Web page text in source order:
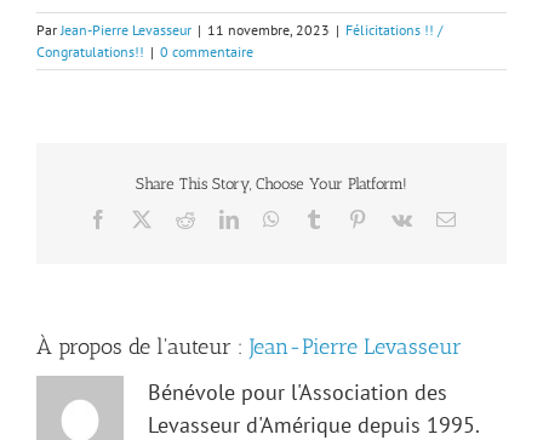
ParJean-Pierre Levasseur | 11 novembre, 2023 | Félicitations !! /
Congratulations!! | 0 commentaire
Share This Story, Choose Your Platform!
Facebook RedditLinkedInWhatsApp
Tumblr Pinterest
Vk Email
À propos de l'auteur : Jean-Pierre Levasseur
Bénévole pour l'Association des
Levasseur d'Amérique depuis 1995.